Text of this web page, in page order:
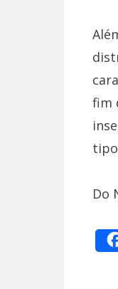
fim
Do